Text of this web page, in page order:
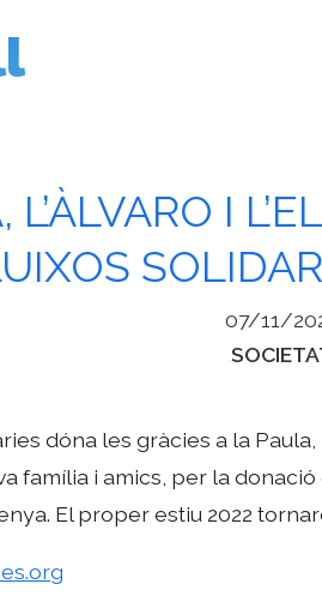
L’ÀLVARO I
07/11/
dóna les gràcies a la Paula,
família i amics, per la
El proper estiu 2022